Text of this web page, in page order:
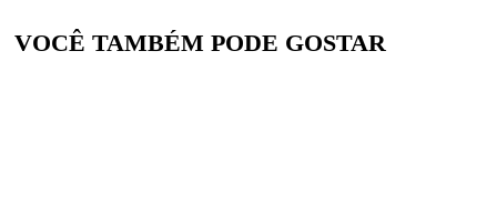
VOCÊ TAMBÉM PODE GOSTAR